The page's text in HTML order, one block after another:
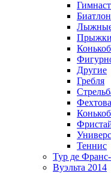
Биатлон
Прыжки
Другие
Гребля
Теннис
Тур де
Вуэльта 2014